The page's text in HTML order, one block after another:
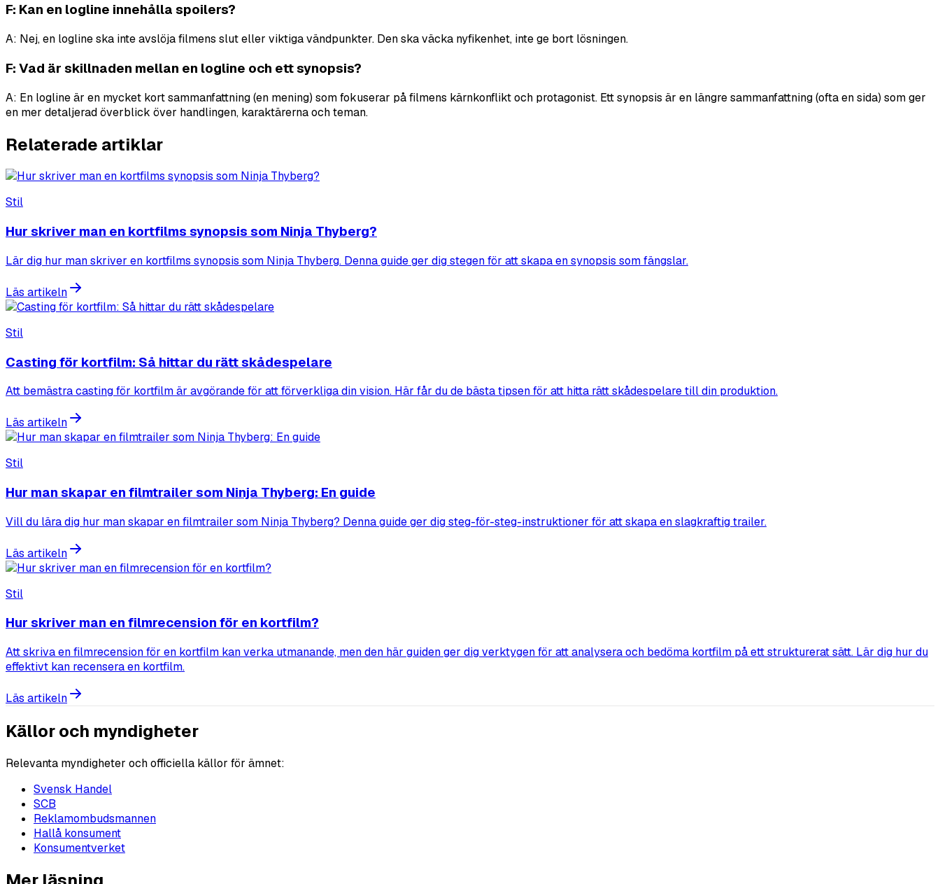
F: Kan en logline innehålla spoilers?
A: Nej, en logline ska inte avslöja filmens slut eller viktiga vändpunkter. Den ska väcka nyfikenhet, inte ge bort lösningen.
F: Vad är skillnaden mellan en logline och ett synopsis?
A: En logline är en mycket kort sammanfattning (en mening) som fokuserar på filmens kärnkonflikt och protagonist. Ett synopsis är en längre sammanfattning (ofta en sida) som ger
en mer detaljerad överblick över handlingen, karaktärerna och teman.
Relaterade artiklar
Stil
Hur skriver man en kortfilms synopsis som Ninja Thyberg?
Lär dig hur man skriver en kortfilms synopsis som Ninja Thyberg. Denna guide ger dig stegen för att skapa en synopsis som fängslar.
Läs artikeln
Stil
Casting för kortfilm: Så hittar du rätt skådespelare
Att bemästra casting för kortfilm är avgörande för att förverkliga din vision. Här får du de bästa tipsen för att hitta rätt skådespelare till din produktion.
Läs artikeln
Stil
Hur man skapar en filmtrailer som Ninja Thyberg: En guide
Vill du lära dig hur man skapar en filmtrailer som Ninja Thyberg? Denna guide ger dig steg-för-steg-instruktioner för att skapa en slagkraftig trailer.
Läs artikeln
Stil
Hur skriver man en filmrecension för en kortfilm?
Att skriva en filmrecension för en kortfilm kan verka utmanande, men den här guiden ger dig verktygen för att analysera och bedöma kortfilm på ett strukturerat sätt. Lär dig hur du
effektivt kan recensera en kortfilm.
Läs artikeln
Källor och myndigheter
Relevanta myndigheter och officiella källor för ämnet:
Svensk Handel
SCB
Reklamombudsmannen
Hallå konsument
Konsumentverket